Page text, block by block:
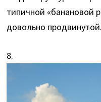
типичной «банановой
довольно продвинутой.
8.